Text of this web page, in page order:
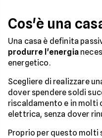
Cos'è una
Una casa è definita
produrre l'energia
energetico.
Scegliere di realizzare
dover spendere soldi
riscaldamento e in molti
elettrica, senza dover
Proprio per questo